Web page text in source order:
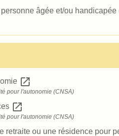
âgée et/ou
open_in_new
pour l'autonomie (CNSA)
open_in_new
pour l'autonomie (CNSA)
retraite ou une résidence pour